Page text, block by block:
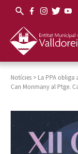
Notícies > La PPA obliga
Can Monmany al Ptge.